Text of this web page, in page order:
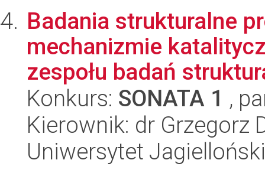
Badania strukturalne
mechanizmie
zespołu badań
Konkurs: SONATA 1 ,
Kierownik: dr Grzegorz
Uniwersytet Jagielloński